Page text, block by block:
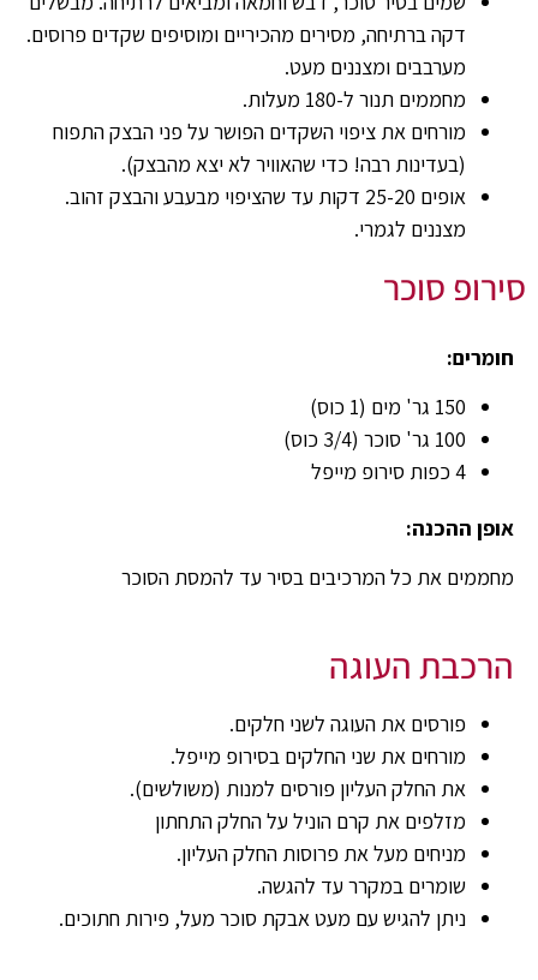
דקה ברתיחה, מסירים מהכיריים ומוסיפים שקדים פרוסים.
מערבבים ומצננים מעט.
מחממים תנור ל-180 מעלות.
מורחים את ציפוי השקדים הפושר על פני הבצק התפוח
(בעדינות רבה! כדי שהאוויר לא יצא מהבצק).
אופים 25-20 דקות עד שהציפוי מבעבע והבצק זהוב.
מצננים לגמרי.
סירופ סוכר
חומרים:
150 גר' מים (1 כוס)
100 גר' סוכר (3/4 כוס)
4 כפות סירופ מייפל
אופן ההכנה:
מחממים את כל המרכיבים בסיר עד להמסת הסוכר
הרכבת העוגה
פורסים את העוגה לשני חלקים.
מורחים את שני החלקים בסירופ מייפל.
את החלק העליון פורסים למנות (משולשים).
מזלפים את קרם הוניל על החלק התחתון
מניחים מעל את פרוסות החלק העליון.
שומרים במקרר עד להגשה.
ניתן להגיש עם מעט אבקת סוכר מעל, פירות חתוכים.